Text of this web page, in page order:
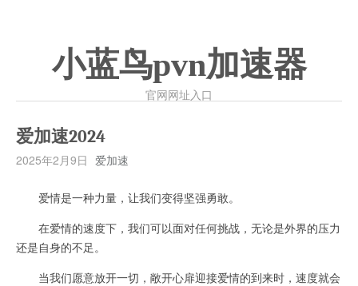
小蓝鸟pvn加速器
官网网址入口
爱加速2024
2025年2月9日 爱加速
爱情是一种力量，让我们变得坚强勇敢。
在爱情的速度下，我们可以面对任何挑战，无论是外界的压力
还是自身的不足。
当我们愿意放开一切，敞开心扉迎接爱情的到来时，速度就会